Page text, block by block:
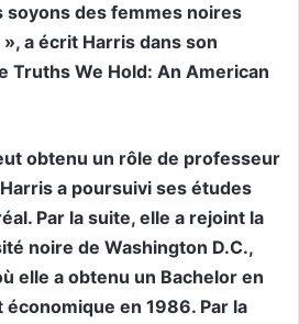
soyons des femmes noires
a écrit Harris dans son
Truths We Hold: An American
obtenu un rôle de professeur
a poursuivi ses études
Par la suite, elle a rejoint la
noire de Washington D.C.,
elle a obtenu un Bachelor en
en 1986. Par la